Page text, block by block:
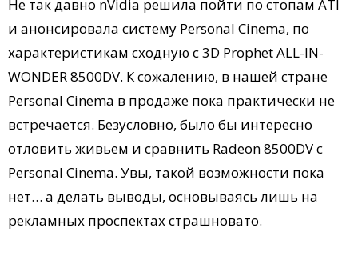
Не так давно nVidia решила пойти по стопам ATI
и анонсировала систему Personal Cinema, по
характеристикам сходную с 3D Prophet ALL-IN-
WONDER 8500DV. К сожалению, в нашей стране
Personal Cinema в продаже пока практически не
встречается. Безусловно, было бы интересно
отловить живьем и сравнить Radeon 8500DV с
Personal Cinema. Увы, такой возможности пока
нет… а делать выводы, основываясь лишь на
рекламных проспектах страшновато.